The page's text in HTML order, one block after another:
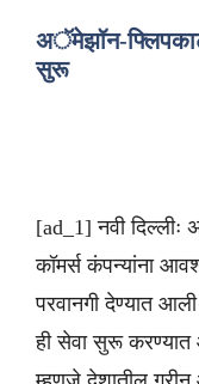
अॅमेझॉन-
सुरू
[ad_1] नवी
कॉमर्स कंपन्यांना
परवानगी देण्यात
ही सेवा सुरू